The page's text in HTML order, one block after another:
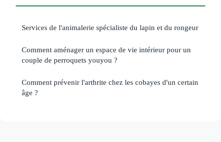
Services de l'animalerie spécialiste du lapin et du rongeur
Comment aménager un espace de vie intérieur pour un
couple de perroquets youyou ?
Comment prévenir l'arthrite chez les cobayes d'un certain
âge ?